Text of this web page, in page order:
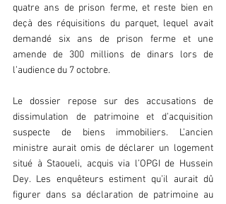
quatre ans de prison ferme, et reste bien en
deçà des réquisitions du parquet, lequel avait
demandé six ans de prison ferme et une
amende de 300 millions de dinars lors de
l’audience du 7 octobre.
Le dossier repose sur des accusations de
dissimulation de patrimoine et d’acquisition
suspecte de biens immobiliers. L’ancien
ministre aurait omis de déclarer un logement
situé à Staoueli, acquis via l’OPGI de Hussein
Dey. Les enquêteurs estiment qu’il aurait dû
figurer dans sa déclaration de patrimoine au